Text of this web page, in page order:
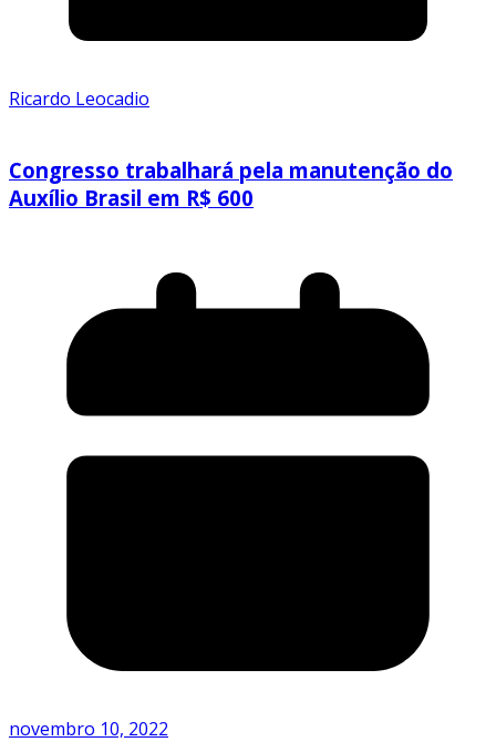
Ricardo Leocadio
Congresso trabalhará pela manutenção do
Auxílio Brasil em R$ 600
novembro 10, 2022